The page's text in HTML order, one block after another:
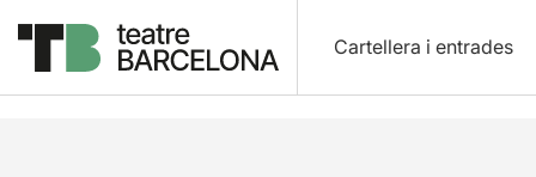
Cartellera i entrades